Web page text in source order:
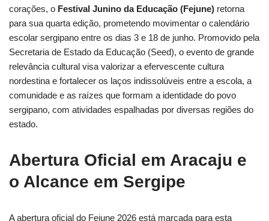
corações, o Festival Junino da Educação (Fejune) retorna
para sua quarta edição, prometendo movimentar o calendário
escolar sergipano entre os dias 3 e 18 de junho. Promovido pela
Secretaria de Estado da Educação (Seed), o evento de grande
relevância cultural visa valorizar a efervescente cultura
nordestina e fortalecer os laços indissolúveis entre a escola, a
comunidade e as raízes que formam a identidade do povo
sergipano, com atividades espalhadas por diversas regiões do
estado.
Abertura Oficial em Aracaju e
o Alcance em Sergipe
A abertura oficial do Fejune 2026 está marcada para esta